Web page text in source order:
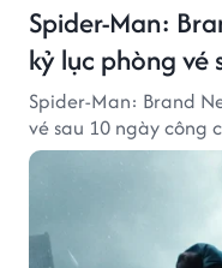
Spider-Man:
kỷ lục phòng vé
Spider-Man: Brand
vé sau 10 ngày công